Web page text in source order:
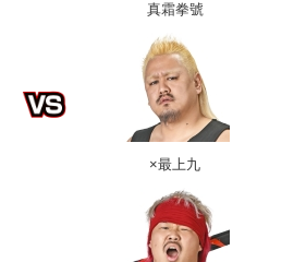
真霜拳號
×最上九